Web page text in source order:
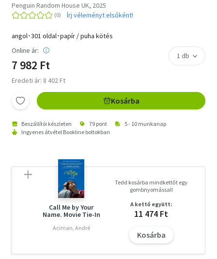
Penguin Random House UK, 2025
Írj véleményt elsőként!
angol･301 oldal･papír / puha kötés
Online ár:
7 982 Ft
Eredeti ár: 8 402 Ft
Kosárba
Beszállítói készleten 79 pont
5 - 10 munkanap
Ingyenes átvétel Bookline boltokban
Call Me by Your
Name. Movie Tie-In
Aciman, André
Tedd kosárba mindkettőt egy
gombnyomással!
A kettő együtt:
11 474 Ft
Kosárba